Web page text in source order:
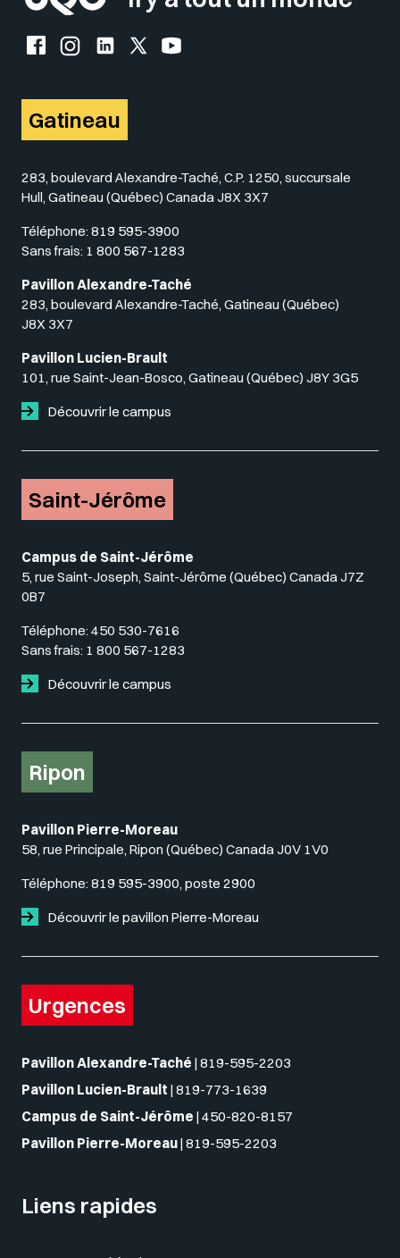
Facebook de l'UQO
Instagram de l'UQO
LinkedIn de l'UQO
X (Twitter) de l'UQO
YouTube de l'UQO
Gatineau
283, boulevard Alexandre-Taché, C.P. 1250, succursale
Hull, Gatineau (Québec) Canada J8X 3X7
Téléphone: 819 595-3900
Sans frais: 1 800 567-1283
Pavillon Alexandre-Taché
283, boulevard Alexandre-Taché, Gatineau (Québec)
J8X 3X7
Pavillon Lucien-Brault
101, rue Saint-Jean-Bosco, Gatineau (Québec) J8Y 3G5
Découvrir le campus
Saint-Jérôme
Campus de Saint-Jérôme
5, rue Saint-Joseph, Saint-Jérôme (Québec) Canada J7Z
0B7
Téléphone: 450 530-7616
Sans frais: 1 800 567-1283
Découvrir le campus
Ripon
Pavillon Pierre-Moreau
58, rue Principale, Ripon (Québec) Canada J0V 1V0
Téléphone: 819 595-3900, poste 2900
Découvrir le pavillon Pierre-Moreau
Urgences
Pavillon Alexandre-Taché | 819-595-2203
Pavillon Lucien-Brault | 819-773-1639
Campus de Saint-Jérôme | 450-820-8157
Pavillon Pierre-Moreau| 819-595-2203
Liens rapides